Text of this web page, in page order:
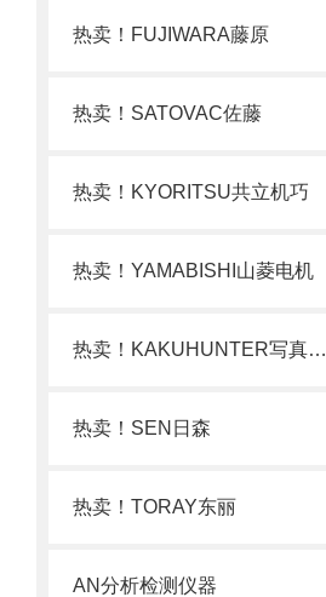
热卖！FUJIWARA藤原
热卖！SATOVAC佐藤
热卖！KYORITSU共立机巧
热卖！YAMABISHI山菱电机
热卖！KAKUHUNTER写真化学
热卖！SEN日森
热卖！TORAY东丽
AN分析检测仪器